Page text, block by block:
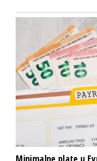
Minimalne plate u